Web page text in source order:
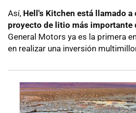
Así, Hell's Kitchen está llamado a
proyecto de litio más importante
General Motors ya es la primera
en realizar una inversión